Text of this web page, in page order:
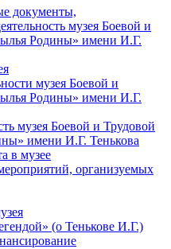
документы,
музея Боевой и
Родины» имени И.Г.
музея Боевой и
Родины» имени И.Г.
музея Боевой и Трудовой
имени И.Г. Тенькова
в музее
организуемых
(о Тенькове И.Г.)